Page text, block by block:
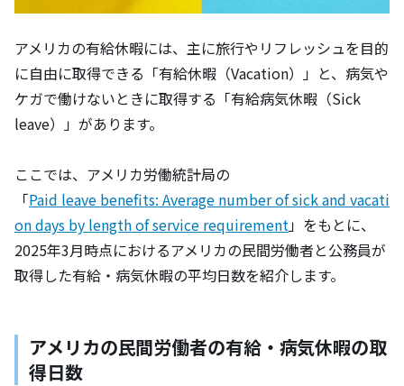
アメリカの有給休暇には、主に旅行やリフレッシュを目的
に自由に取得できる「有給休暇（Vacation）」と、病気や
ケガで働けないときに取得する「有給病気休暇（Sick
leave）」があります。
ここでは、アメリカ労働統計局の
「Paid leave benefits: Average number of sick and vacati
on days by length of service requirement」をもとに、
2025年3月時点におけるアメリカの民間労働者と公務員が
取得した有給・病気休暇の平均日数を紹介します。
アメリカの民間労働者の有給・病気休暇の取
得日数